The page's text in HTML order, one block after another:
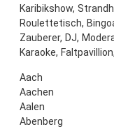
Karibikshow,
Roulettetisch,
Zauberer, DJ,
Karaoke,
Aach
Aachen
Aalen
Abenberg